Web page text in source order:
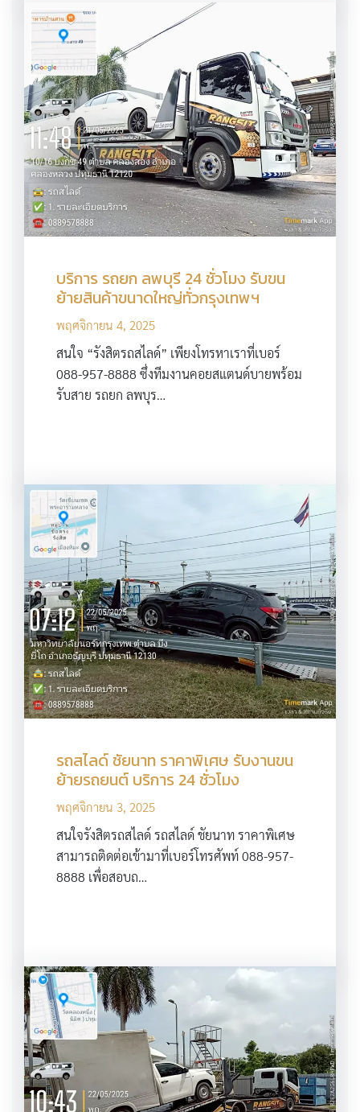
บริการ รถยก ลพบุรี 24 ชั่วโมง รับขน
ย้ายสินค้าขนาดใหญ่ทั่วกรุงเทพฯ
พฤศจิกายน 4, 2025
สนใจ “รังสิตรถสไลด์” เพียงโทรหาเราที่เบอร์
088-957-8888 ซึ่งทีมงานคอยสแตนด์บายพร้อม
รับสาย รถยก ลพบุร…
รถสไลด์ ชัยนาท ราคาพิเศษ รับงานขน
ย้ายรถยนต์ บริการ 24 ชั่วโมง
พฤศจิกายน 3, 2025
สนใจรังสิตรถสไลด์ รถสไลด์ ชัยนาท ราคาพิเศษ
สามารถติดต่อเข้ามาที่เบอร์โทรศัพท์ 088-957-
8888 เพื่อสอบถ…